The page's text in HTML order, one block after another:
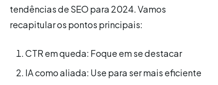
tendências de SEO para 2024. Vamos
recapitular os pontos principais:
CTR em queda: Foque em se destacar
IA como aliada: Use para ser mais eficiente